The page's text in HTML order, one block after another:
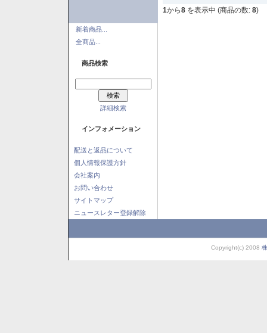
新着商品...
全商品...
商品検索
詳細検索
インフォメーション
配送と返品について
個人情報保護方針
会社案内
お問い合わせ
サイトマップ
ニュースレター登録解除
1から8 を表示中 (商品の数: 8)
Copyright(c) 2008